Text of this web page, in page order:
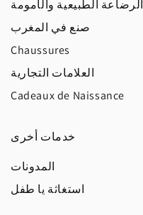
الرضاعة الطبيعية والأمومة
صنع في المغرب
Chaussures
العلامات التجارية
Cadeaux de Naissance
خدمات أخرى
المدونات
استغاثة يا طفل